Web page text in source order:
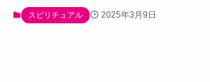
スピリチュアル 2025年3月9日